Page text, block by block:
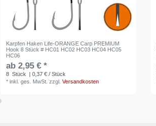
Karpfen Haken Life-ORANGE Carp PREMIUM
Hook 8 Stück # HC01 HC02 HC03 HC04 HC05
HC06
ab 2,95 € *
8 Stück
| 0,37 € / Stück
*inkl. ges. MwSt. zzgl.Versandkosten